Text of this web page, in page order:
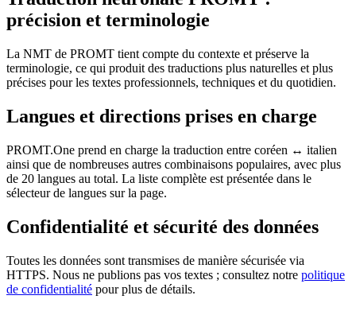
précision et terminologie
La NMT de PROMT tient compte du contexte et préserve la
terminologie, ce qui produit des traductions plus naturelles et plus
précises pour les textes professionnels, techniques et du quotidien.
Langues et directions prises en charge
PROMT.One prend en charge la traduction entre coréen ↔ italien
ainsi que de nombreuses autres combinaisons populaires, avec plus
de 20 langues au total. La liste complète est présentée dans le
sélecteur de langues sur la page.
Confidentialité et sécurité des données
Toutes les données sont transmises de manière sécurisée via
HTTPS. Nous ne publions pas vos textes ; consultez notre politique
de confidentialité pour plus de détails.